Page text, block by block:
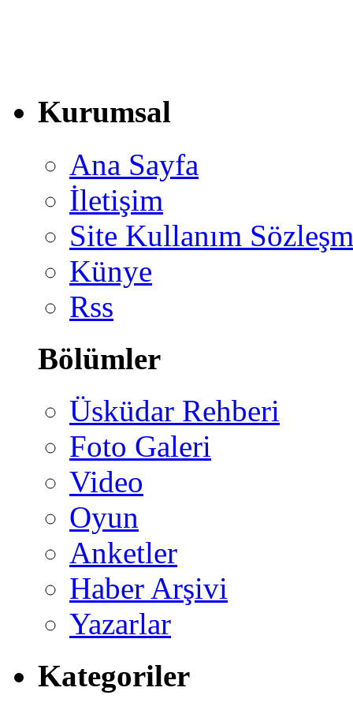
Kurumsal
Ana Sayfa
İletişim
Site Kullanım
Künye
Rss
Bölümler
Üsküdar Rehberi
Foto Galeri
Video
Oyun
Anketler
Haber Arşivi
Yazarlar
Kategoriler